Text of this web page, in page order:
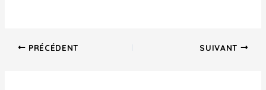
NavigationPRÉCÉDENT SUIVANT